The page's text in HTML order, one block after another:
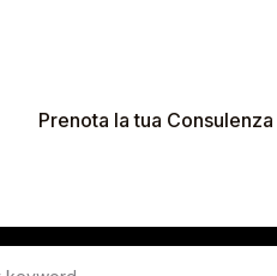
Prenota la tua Consulenza